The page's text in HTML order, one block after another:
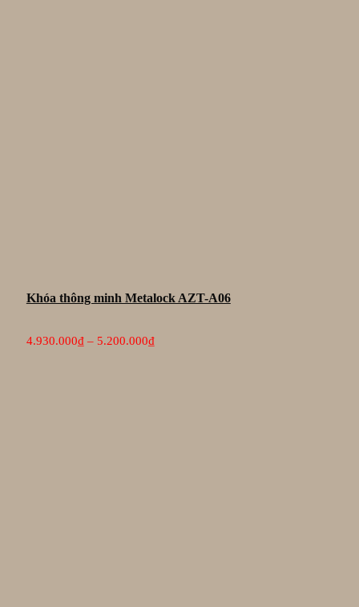
Khóa thông minh Metalock AZT-A06
4.930.000₫ – 5.200.000₫Khoảng
giá: